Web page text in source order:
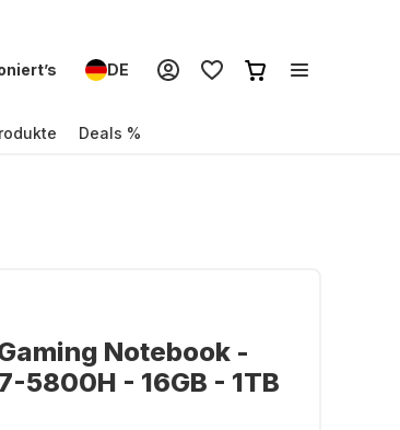
DE
Deals %
Notebook -
5800H - 16GB - 1TB